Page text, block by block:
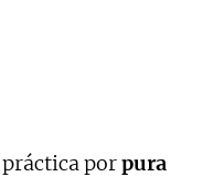
porpura